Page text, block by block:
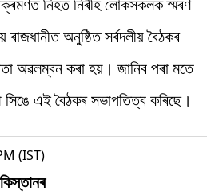
ৰাজধানীত অনুষ্ঠিত সৰ্বদলীয় বৈঠকৰ
অৱলম্বন কৰা হয়। জানিব পৰা মতে
সিঙে এই বৈঠকৰ সভাপতিত্ব কৰিছে।
(IST)